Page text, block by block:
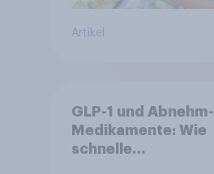
Artikel
GLP-1 und Abnehm-
Medikamente: Wie
schnelle